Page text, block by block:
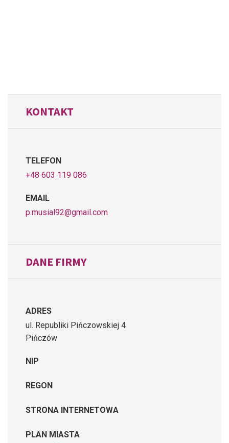
KONTAKT
TELEFON
+48 603 119 086
EMAIL
p.musial92@gmail.com
DANE FIRMY
ADRES
ul. Republiki Pińczowskiej 4
Pińczów
NIP
REGON
STRONA INTERNETOWA
PLAN MIASTA